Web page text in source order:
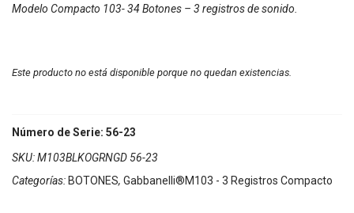
Modelo Compacto 103- 34 Botones – 3 registros de sonido.
Este producto no está disponible porque no quedan existencias.
Número de Serie: 56-23
SKU:M103BLKOGRNGD 56-23
Categorías: BOTONES, Gabbanelli®M103 - 3 Registros Compacto